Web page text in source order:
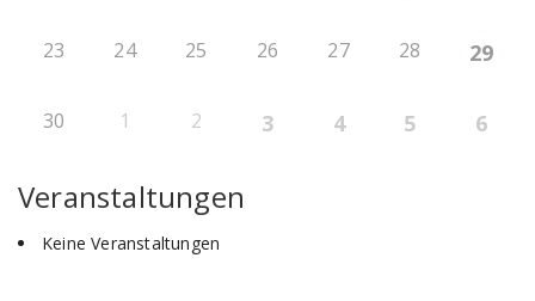
23 24 25 26 27 28 29
30 1 2 3 4 5 6
Veranstaltungen
Keine Veranstaltungen